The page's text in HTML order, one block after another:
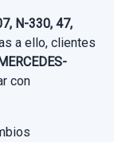
(W213) E
PUERTA
N-330, 47,
a ello, clientes
con